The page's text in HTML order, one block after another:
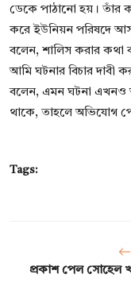
ডেকে পাঠানো হয়। তাঁর
করে ইউনিয়ন পরিষদে
বলেন, শালিস করার কথা
আমি ঘটনার বিচার দাবী
বলেন, এমন ঘটনা এখনও
থাকে, তাহলে অভিযোগ
Tags:
প্রকাশ পেল সোহেল